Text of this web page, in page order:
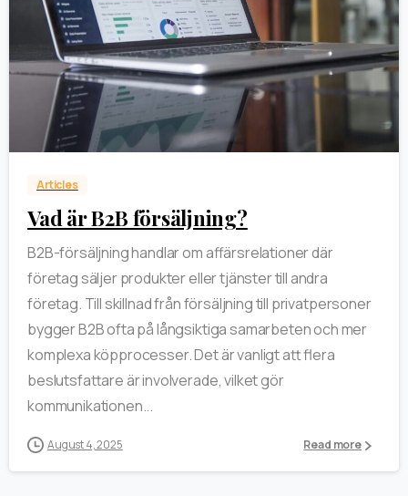
Articles
Vad är B2B försäljning?
B2B-försäljning handlar om affärsrelationer där
företag säljer produkter eller tjänster till andra
företag. Till skillnad från försäljning till privatpersoner
bygger B2B ofta på långsiktiga samarbeten och mer
komplexa köpprocesser. Det är vanligt att flera
beslutsfattare är involverade, vilket gör
kommunikationen...
August 4, 2025 Read more